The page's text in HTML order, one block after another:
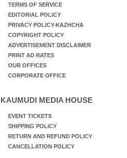
TERMS OF SERVICE
EDITORIAL POLICY
PRIVACY POLICY-KAZHCHA
COPYRIGHT POLICY
ADVERTISEMENT DISCLAIMER
PRINT AD RATES
OUR OFFICES
CORPORATE OFFICE
KAUMUDI MEDIA HOUSE
EVENT TICKETS
SHIPPING POLICY
RETURN AND REFUND POLICY
CANCELLATION POLICY